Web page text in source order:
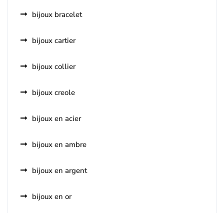
bijoux bracelet
bijoux cartier
bijoux collier
bijoux creole
bijoux en acier
bijoux en ambre
bijoux en argent
bijoux en or